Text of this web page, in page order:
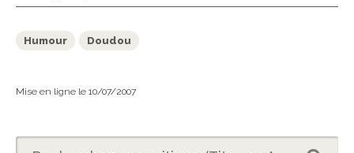
Humour Doudou
Mise en ligne le 10/07/2007